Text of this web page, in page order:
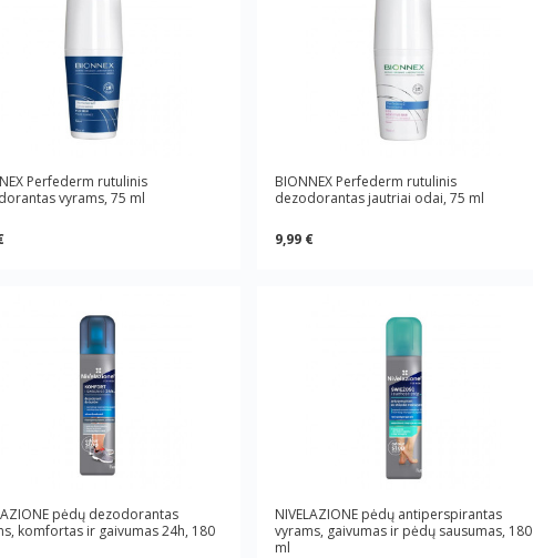
Perfederm rutulinis
vyrams, 75 ml
BIONNEX Perfederm rutulinis
dezodorantas jautriai odai, 75 ml
9,99 €
pėdų dezodorantas
komfortas ir gaivumas 24h, 180
NIVELAZIONE pėdų antiperspirantas
vyrams, gaivumas ir pėdų sausumas, 180
ml